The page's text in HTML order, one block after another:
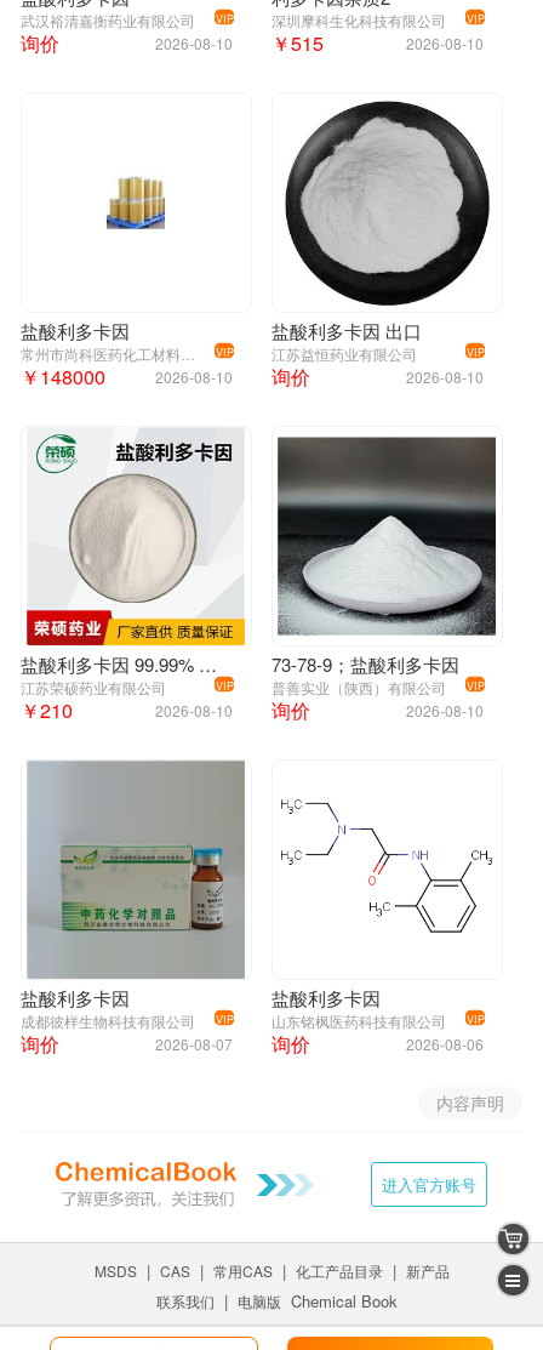
2-(二乙氨基)-N-(2,6-二甲基苯基)乙酰胺盐酸盐;Rucaina hydrochloride ;
武汉裕清嘉衡药业有限公司 VIP
2026-08-10
询价
深圳摩科生化科技有限公司 VIP
2026-08-10
￥515
盐酸利多卡因
VIP
2026-08-10
￥148000
盐酸利多卡因 出口
江苏益恒药业有限公司 VIP
2026-08-10
询价
盐酸利多卡因 99.99% 原粉
江苏荣硕药业有限公司 VIP
2026-08-10
￥210
73-78-9；盐酸利多卡因
普善实业（陕西）有限公司 VIP
2026-08-10
询价
盐酸利多卡因
成都彼样生物科技有限公司 VIP
2026-08-07
询价
盐酸利多卡因
山东铭枫医药科技有限公司 VIP
2026-08-06
询价
内容声明
进入官方账号
MSDS | CAS | 常用CAS | 化工产品目录 | 新产品
联系我们 | 电脑版 Chemical Book